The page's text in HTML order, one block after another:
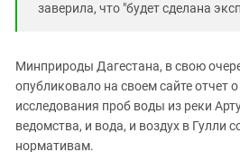
заверила, что "будет сделана
Минприроды Дагестана, в свою
опубликовало на своем сайте отчет
исследования проб воды из реки
ведомства, и вода, и воздух в Гулли
нормативам.